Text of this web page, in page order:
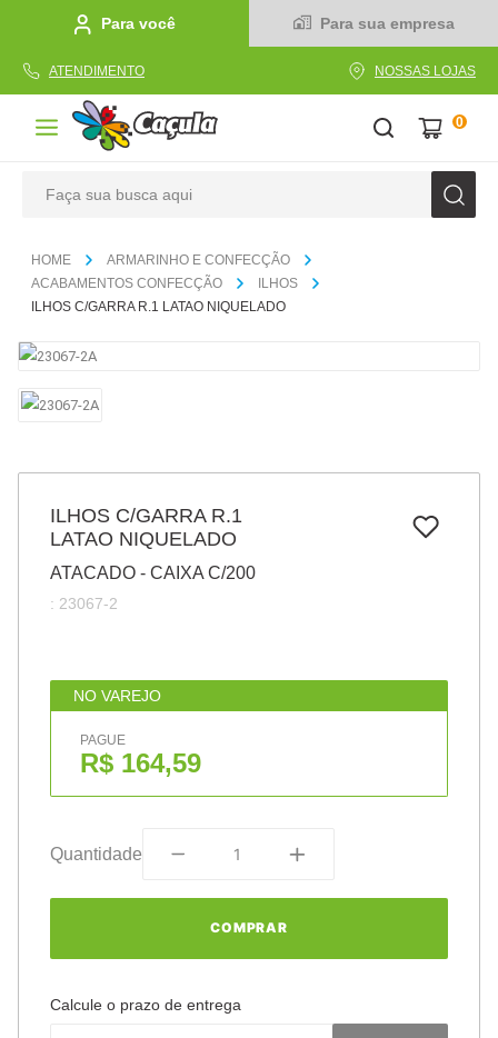
Para você Para sua empresa
ATENDIMENTO NOSSAS LOJAS
0
ARMARINHO E CONFECÇÃO
ACABAMENTOS CONFECÇÃO
ILHOS
ILHOS C/GARRA R.1 LATAO NIQUELADO
ILHOS C/GARRA R.1
LATAO NIQUELADO
ATACADO - CAIXA C/200
: 23067-2
NO VAREJO
PAGUE
R$ 164,59
Quantidade
COMPRAR
Calcule o prazo de entrega
1º caderno
3º caneta
4º tecido
6º papel
pincel